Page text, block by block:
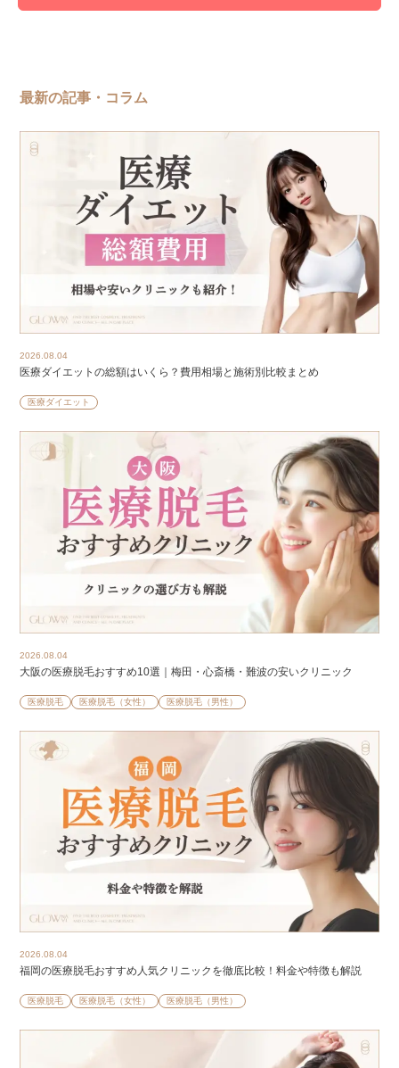
最新の記事・コラム
2026.08.04
医療ダイエットの総額はいくら？費用相場と施術別比較まとめ
医療ダイエット
2026.08.04
大阪の医療脱毛おすすめ10選｜梅田・心斎橋・難波の安いクリニック
医療脱毛 医療脱毛（女性） 医療脱毛（男性）
2026.08.04
福岡の医療脱毛おすすめ人気クリニックを徹底比較！料金や特徴も解説
医療脱毛 医療脱毛（女性） 医療脱毛（男性）